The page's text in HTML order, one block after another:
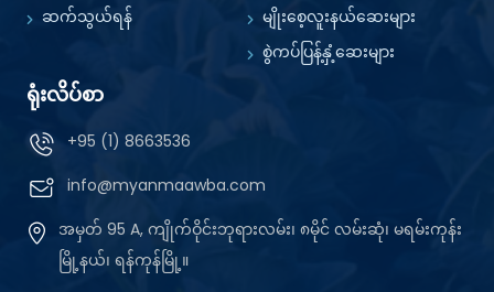
ဆက်သွယ်ရန်
မျိုးစေ့လူးနယ်ဆေးများ
စွဲကပ်ပြန့်နှံ့ဆေးများ
ရုံးလိပ်စာ
+95 (1) 8663536
info@myanmaawba.com
အမှတ် 95 A, ကျိုက်ဝိုင်းဘုရားလမ်း၊ ၈မိုင် လမ်းဆုံ၊ မရမ်းကုန်း
မြို့နယ်၊ ရန်ကုန်မြို့။